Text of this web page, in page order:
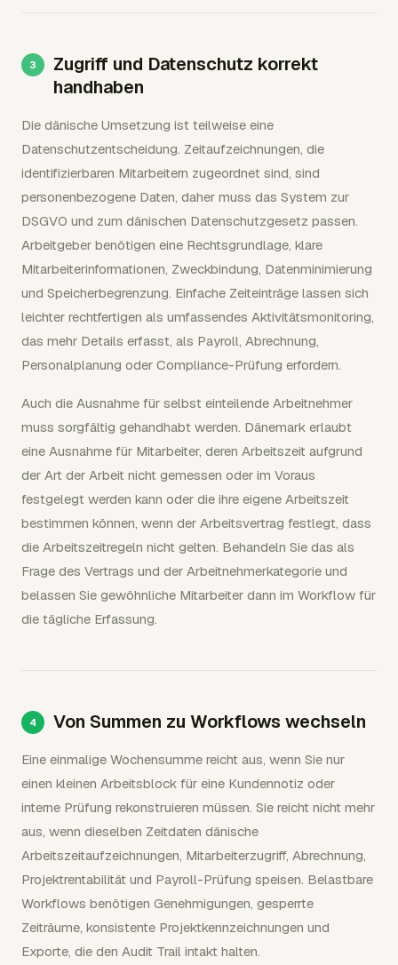
Zugriff und Datenschutz korrekt
handhaben
Die dänische Umsetzung ist teilweise eine
Datenschutzentscheidung. Zeitaufzeichnungen, die
identifizierbaren Mitarbeitern zugeordnet sind, sind
personenbezogene Daten, daher muss das System zur
DSGVO und zum dänischen Datenschutzgesetz passen.
Arbeitgeber benötigen eine Rechtsgrundlage, klare
Mitarbeiterinformationen, Zweckbindung, Datenminimierung
und Speicherbegrenzung. Einfache Zeiteinträge lassen sich
leichter rechtfertigen als umfassendes Aktivitätsmonitoring,
das mehr Details erfasst, als Payroll, Abrechnung,
Personalplanung oder Compliance-Prüfung erfordern.
Auch die Ausnahme für selbst einteilende Arbeitnehmer
muss sorgfältig gehandhabt werden. Dänemark erlaubt
eine Ausnahme für Mitarbeiter, deren Arbeitszeit aufgrund
der Art der Arbeit nicht gemessen oder im Voraus
festgelegt werden kann oder die ihre eigene Arbeitszeit
bestimmen können, wenn der Arbeitsvertrag festlegt, dass
die Arbeitszeitregeln nicht gelten. Behandeln Sie das als
Frage des Vertrags und der Arbeitnehmerkategorie und
belassen Sie gewöhnliche Mitarbeiter dann im Workflow für
die tägliche Erfassung.
Von Summen zu Workflows wechseln
Eine einmalige Wochensumme reicht aus, wenn Sie nur
einen kleinen Arbeitsblock für eine Kundennotiz oder
interne Prüfung rekonstruieren müssen. Sie reicht nicht mehr
aus, wenn dieselben Zeitdaten dänische
Arbeitszeitaufzeichnungen, Mitarbeiterzugriff, Abrechnung,
Projektrentabilität und Payroll-Prüfung speisen. Belastbare
Workflows benötigen Genehmigungen, gesperrte
Zeiträume, konsistente Projektkennzeichnungen und
Exporte, die den Audit Trail intakt halten.